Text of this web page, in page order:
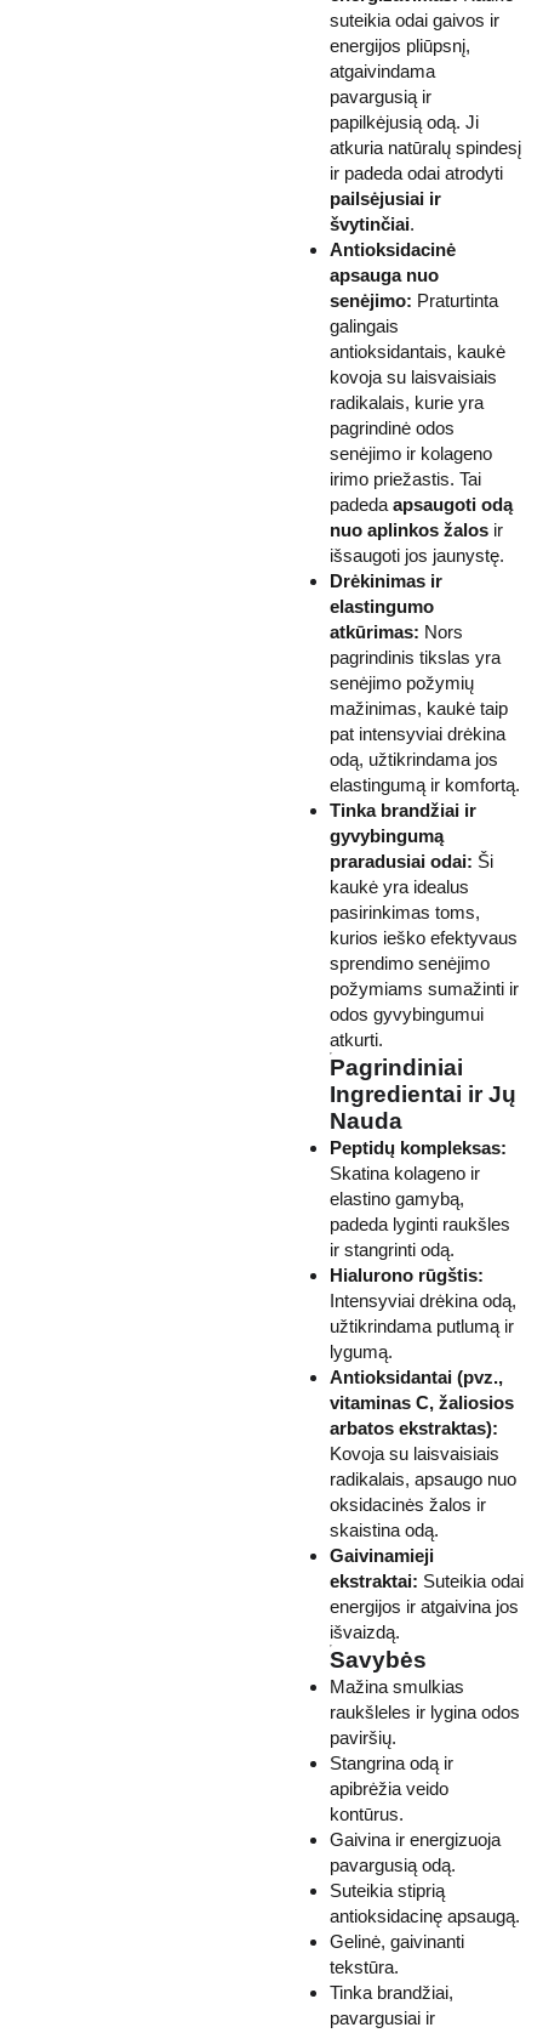
suteikia odai gaivos ir
energijos pliūpsnį,
atgaivindama
pavargusią ir
papilkėjusią odą. Ji
atkuria natūralų spindesį
ir padeda odai atrodyti
pailsėjusiai ir
švytinčiai.
Antioksidacinė
apsauga nuo
senėjimo: Praturtinta
galingais
antioksidantais, kaukė
kovoja su laisvaisiais
radikalais, kurie yra
pagrindinė odos
senėjimo ir kolageno
irimo priežastis. Tai
padeda apsaugoti odą
nuo aplinkos žalos ir
išsaugoti jos jaunystę.
Drėkinimas ir
elastingumo
atkūrimas: Nors
pagrindinis tikslas yra
senėjimo požymių
mažinimas, kaukė taip
pat intensyviai drėkina
odą, užtikrindama jos
elastingumą ir komfortą.
Tinka brandžiai ir
gyvybingumą
praradusiai odai: Ši
kaukė yra idealus
pasirinkimas toms,
kurios ieško efektyvaus
sprendimo senėjimo
požymiams sumažinti ir
odos gyvybingumui
atkurti.
Pagrindiniai
Ingredientai ir Jų
Nauda
Peptidų kompleksas:
Skatina kolageno ir
elastino gamybą,
padeda lyginti raukšles
ir stangrinti odą.
Hialurono rūgštis:
Intensyviai drėkina odą,
užtikrindama putlumą ir
lygumą.
Antioksidantai (pvz.,
vitaminas C, žaliosios
arbatos ekstraktas):
Kovoja su laisvaisiais
radikalais, apsaugo nuo
oksidacinės žalos ir
skaistina odą.
Gaivinamieji
ekstraktai: Suteikia odai
energijos ir atgaivina jos
išvaizdą.
Savybės
Mažina smulkias
raukšleles ir lygina odos
paviršių.
Stangrina odą ir
apibrėžia veido
kontūrus.
Gaivina ir energizuoja
pavargusią odą.
Suteikia stiprią
antioksidacinę apsaugą.
Gelinė, gaivinanti
tekstūra.
Tinka brandžiai,
pavargusiai ir